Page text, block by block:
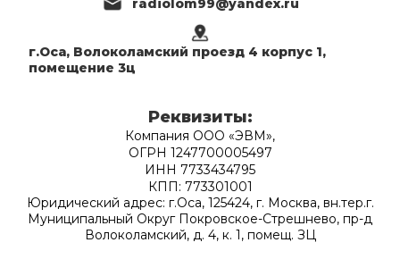
radiolom99@yandex.ru
г.Оса, Волоколамский проезд 4 корпус 1,
помещение 3ц
Реквизиты:
Компания ООО «ЭВМ»,
ОГРН 1247700005497
ИНН 7733434795
КПП: 773301001
Юридический адрес: г.Оса, 125424, г. Москва, вн.тер.г.
Муниципальный Округ Покровское-Стрешнево, пр-д
Волоколамский, д. 4, к. 1, помещ. ЗЦ